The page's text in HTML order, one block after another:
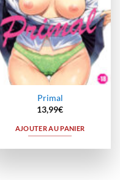
Primal
13,99€
AJOUTER AU PANIER